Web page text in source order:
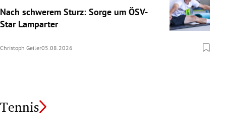
Nach schwerem Sturz: Sorge um ÖSV-
Star Lamparter
Christoph Geiler05.08.2026
Tennis